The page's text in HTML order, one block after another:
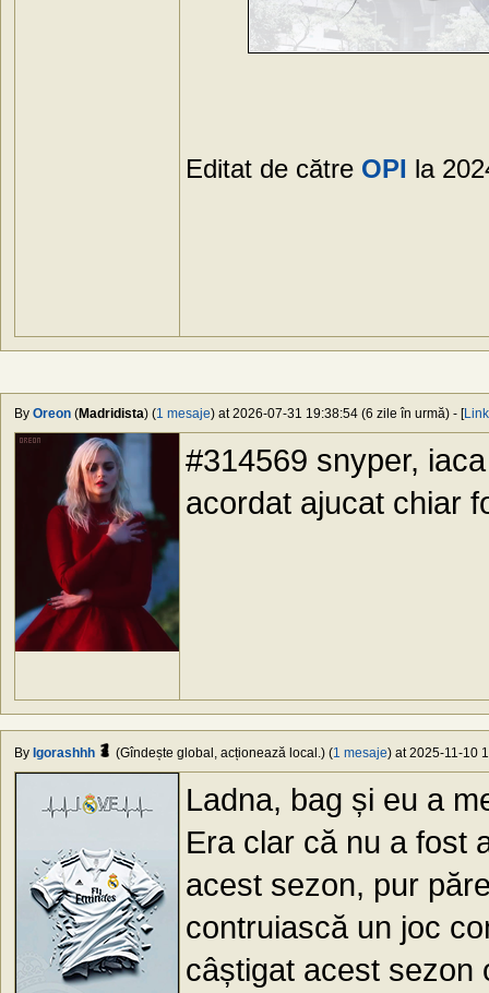
Editat de către OPI la
By Oreon (Madridista) (1 mesaje) at 2026-07-31 19:38:54 (6 zile în urmă) - [Link
#314569 snyper,
acordat ajucat chiar
By Igorashhh (Gîndește global, acționează local.) (1 mesaje) at 2025-11-10
Ladna, bag și eu a
Era clar că nu a fost
acest sezon, pur
contruiască un joc
câștigat acest sezon